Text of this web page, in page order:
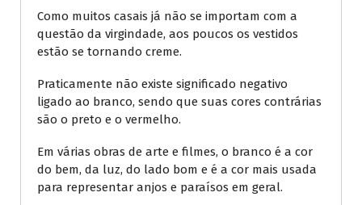
Como muitos casais já não se importam com a
questão da virgindade, aos poucos os vestidos
estão se tornando creme.
Praticamente não existe significado negativo
ligado ao branco, sendo que suas cores contrárias
são o preto e o vermelho.
Em várias obras de arte e filmes, o branco é a cor
do bem, da luz, do lado bom e é a cor mais usada
para representar anjos e paraísos em geral.